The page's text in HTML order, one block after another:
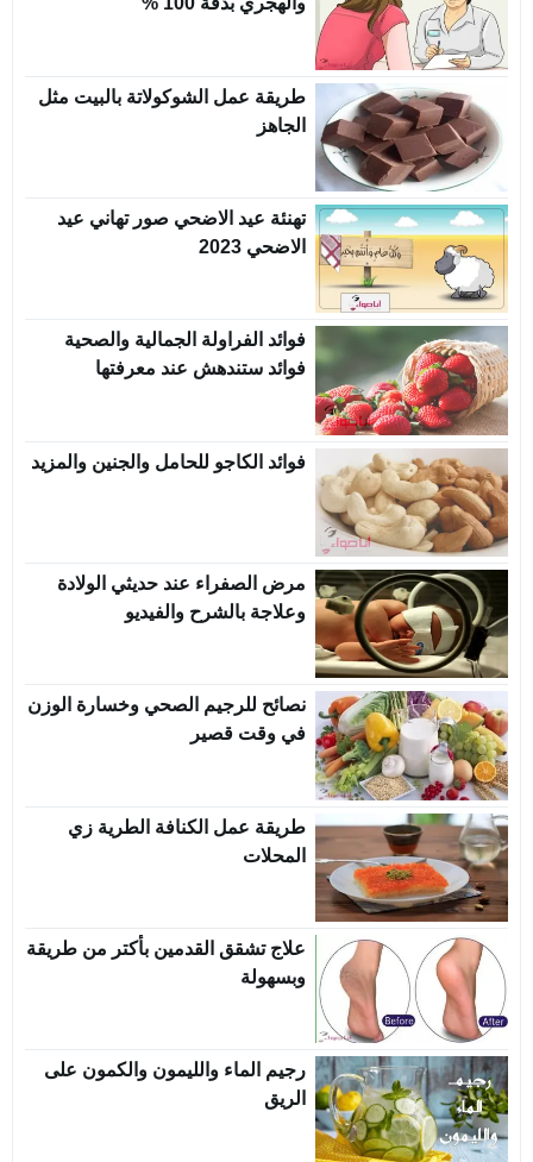
طريقة عمل الشوكولاتة بالبيت مثل
الجاهز
تهنئة عيد الاضحي صور تهاني عيد
الاضحي 2023
فوائد الفراولة الجمالية والصحية
فوائد ستندهش عند معرفتها
فوائد الكاجو للحامل والجنين والمزيد
مرض الصفراء عند حديثي الولادة
وعلاجة بالشرح والفيديو
نصائح للرجيم الصحي وخسارة الوزن
في وقت قصير
طريقة عمل الكنافة الطرية زي
المحلات
علاج تشقق القدمين بأكتر من طريقة
وبسهولة
رجيم الماء والليمون والكمون على
الريق